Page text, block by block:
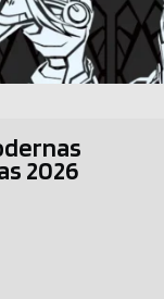
2026